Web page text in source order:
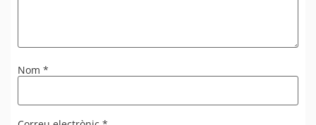
Nom *